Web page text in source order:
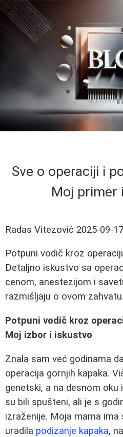
Sve o operaciji i
Moj primer
Radas Vitezović 2025-09-17
Potpuni vodič kroz
Detaljno iskustvo sa
cenom, anestezijom i
razmišljaju o ovom zahvatu.
Potpuni vodič kroz
Moj izbor i iskustvo
Znala sam već godinama
operacija gornjih kapaka.
genetski, a na desnom oku
su bili spušteni, ali je s
izraženije. Moja mama ima
uradila podizanje kapaka,